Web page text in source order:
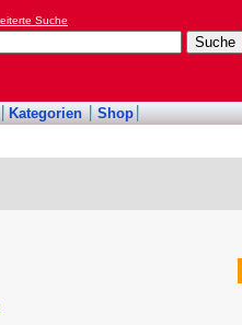
Suche
Kategorien Shop